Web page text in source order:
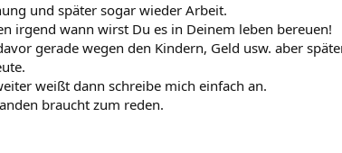
und später sogar wieder Arbeit.
irgend wann wirst Du es in Deinem leben bereuen!
gerade wegen den Kindern, Geld usw. aber
weißt dann schreibe mich einfach an.
braucht zum reden.